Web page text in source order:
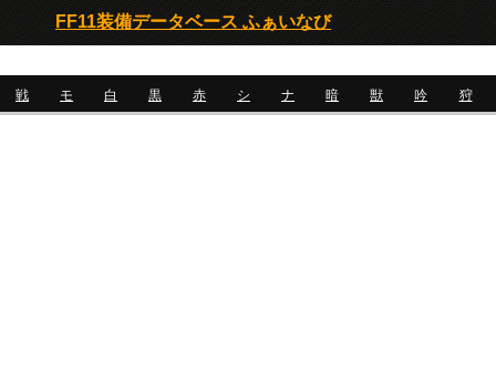
FF11装備データベース ふぁいなび
戦 モ 白 黒 赤 シ ナ 暗 獣 吟 狩